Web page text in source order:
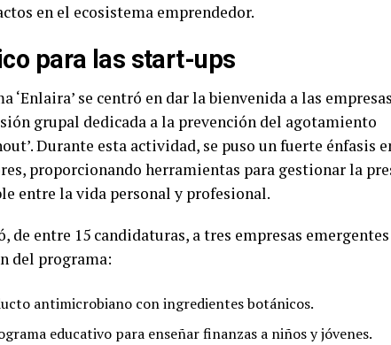
en el ecosistema emprendedor.
para las start-ups
se centró en dar la bienvenida a las empresas
grupal dedicada a la prevención del agotamiento
Durante esta actividad, se puso un fuerte énfasis
proporcionando herramientas para gestionar la
entre la vida personal y profesional.
de entre 15 candidaturas, a tres empresas
del programa:
antimicrobiano con ingredientes botánicos.
educativo para enseñar finanzas a niños y jóvenes.